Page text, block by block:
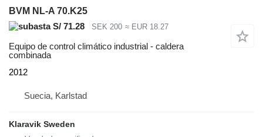
BVM NL-A 70.K25
S/ 71.28
SEK 200 ≈ EUR 18.27
Equipo de control climático industrial - caldera
combinada
2012
Suecia, Karlstad
Klaravik Sweden